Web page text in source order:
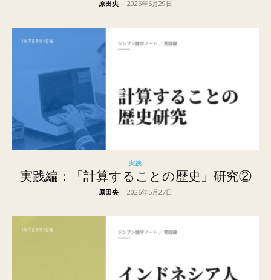
原田央 - 2026年6月29日
実践
実践編：「計算することの歴史」研究②
原田央 - 2026年5月27日